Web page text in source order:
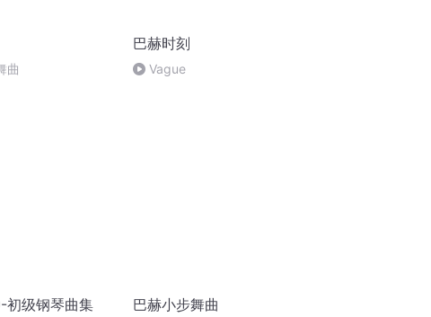
曲
巴赫时刻
Vague
级钢琴曲集 巴赫小步舞曲